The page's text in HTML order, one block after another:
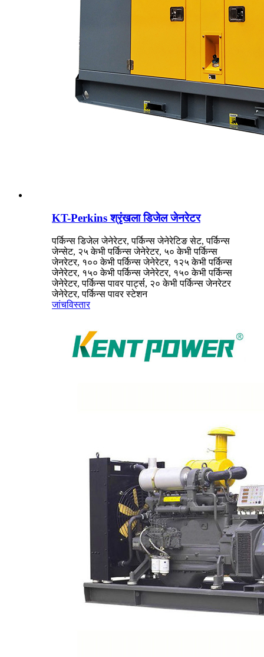
KT-Perkins श्रृंखला डिजेल जेनरेटर
पर्किन्स डिजेल जेनेरेटर, पर्किन्स जेनेरेटिङ सेट, पर्किन्स
जेन्सेट, २५ केभी पर्किन्स जेनेरेटर, ५० केभी पर्किन्स
जेनरेटर, १०० केभी पर्किन्स जेनेरेटर, १२५ केभी पर्किन्स
जेनेरेटर, १५० केभी पर्किन्स जेनेरेटर, १५० केभी पर्किन्स
जेनेरेटर, पर्किन्स पावर पार्ट्स, २० केभी पर्किन्स जेनरेटर
जेनेरेटर, पर्किन्स पावर स्टेशन
जांचविस्तार